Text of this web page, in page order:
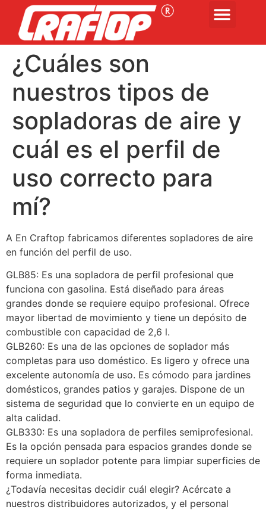
¿Cuáles son
nuestros tipos de
sopladoras de aire y
cuál es el perfil de
uso correcto para
mí?
A En Craftop fabricamos diferentes sopladores de aire
en función del perfil de uso.
GLB85: Es una sopladora de perfil profesional que
funciona con gasolina. Está diseñado para áreas
grandes donde se requiere equipo profesional. Ofrece
mayor libertad de movimiento y tiene un depósito de
combustible con capacidad de 2,6 l.
GLB260: Es una de las opciones de soplador más
completas para uso doméstico. Es ligero y ofrece una
excelente autonomía de uso. Es cómodo para jardines
domésticos, grandes patios y garajes. Dispone de un
sistema de seguridad que lo convierte en un equipo de
alta calidad.
GLB330: Es una sopladora de perfiles semiprofesional.
Es la opción pensada para espacios grandes donde se
requiere un soplador potente para limpiar superficies de
forma inmediata.
¿Todavía necesitas decidir cuál elegir? Acércate a
nuestros distribuidores autorizados, y el personal